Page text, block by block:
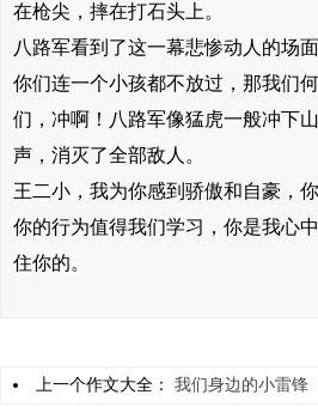
在枪尖，摔在打石头上。
八路军看到了这一幕悲惨动人的场
你们连一个小孩都不放过，那我们
们，冲啊！八路军像猛虎一般冲下
声，消灭了全部敌人。
王二小，我为你感到骄傲和自豪，
你的行为值得我们学习，你是我心
住你的。
上一个作文大全： 我们身边的小雷锋